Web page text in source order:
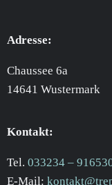
Adresse:
Chaussee 6a
14641 Wustermark
Kontakt:
Tel. 033234 –
E-Mail: